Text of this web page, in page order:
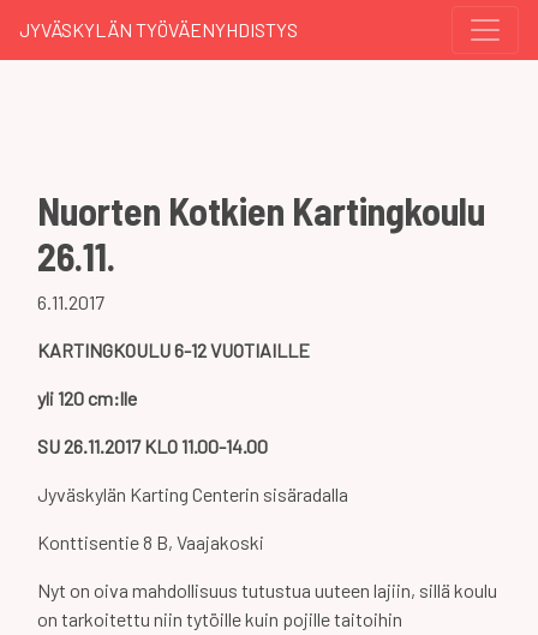
JYVÄSKYLÄN TYÖVÄENYHDISTYS
Nuorten Kotkien Kartingkoulu
26.11.
6.11.2017
KARTINGKOULU6-12 VUOTIAILLE
yli 120 cm:lle
SU 26.11.2017 KLO 11.00-14.00
Jyväskylän Karting Centerin sisäradalla
Konttisentie 8 B, Vaajakoski
Nyt on oiva mahdollisuus tutustua uuteen lajiin, sillä koulu
on tarkoitettu niin tytöille kuin pojille taitoihin